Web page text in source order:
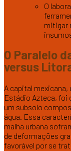
O
mitigar
O Paralelo
versus
A capital mexicana,
Estádio Azteca, foi
um subsolo
água. Essa
malha urbana
de deformações
favorável por se